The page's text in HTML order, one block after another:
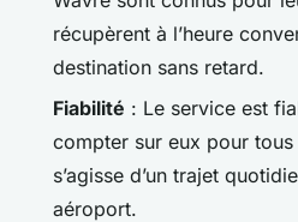
récupèrent à l’heure
destination sans retard.
Fiabilité : Le service est
compter sur eux pour tous
s’agisse d’un trajet
aéroport.